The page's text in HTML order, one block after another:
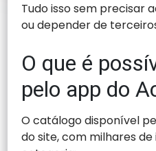
Tudo isso sem precisar
ou depender de
O que é
pelo app do
O catálogo disponível
do site, com milhares